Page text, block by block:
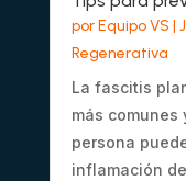
porEquipo VS |
Regenerativa
La fascitis
más
persona
inflamación